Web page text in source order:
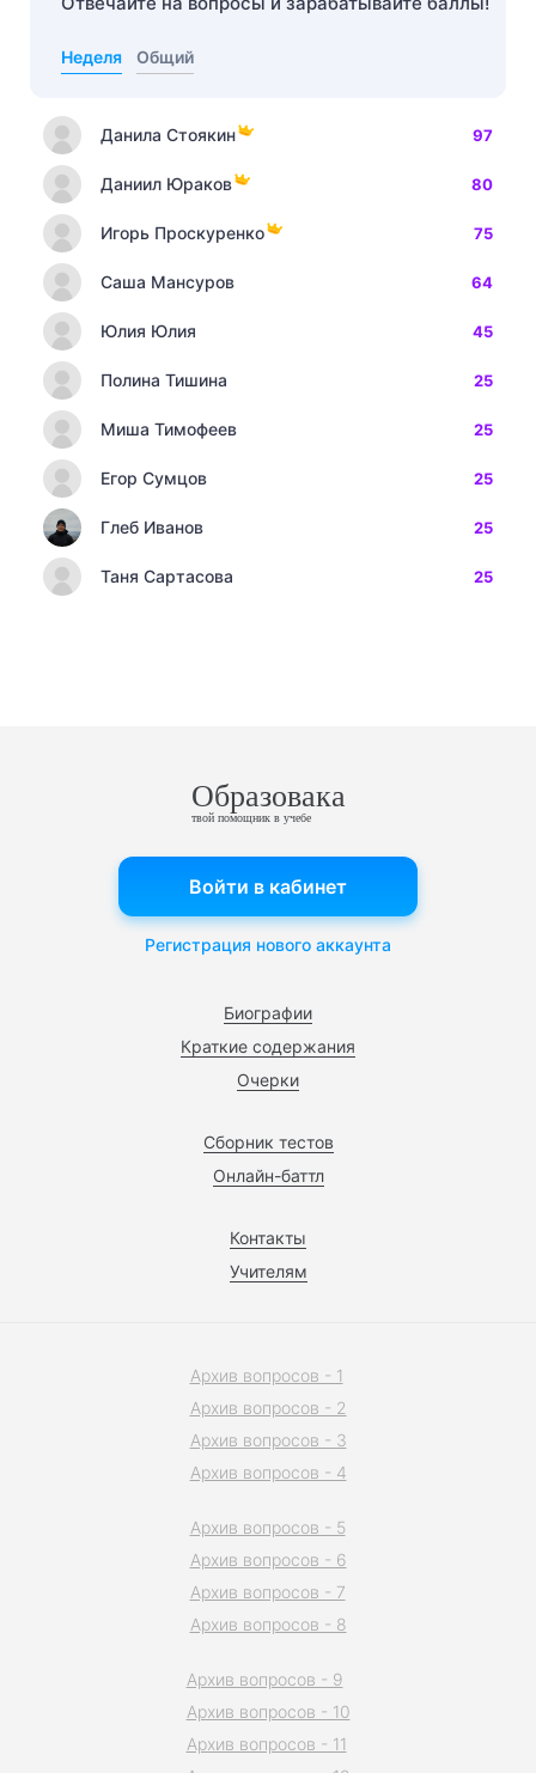
Неделя Общий
Данила Стоякин 97
Даниил Юраков 80
Игорь Проскуренко 75
Саша Мансуров 64
Юлия Юлия 45
Полина Тишина 25
Миша Тимофеев 25
Егор Сумцов 25
Глеб Иванов 25
Таня Сартасова 25
Образовака
твой помощник в учебе
Биографии
Краткие содержания
Очерки
Сборник тестов
Онлайн-баттл
Контакты
Учителям
Войти в кабинет
Регистрация нового аккаунта
Архив вопросов - 1
Архив вопросов - 2
Архив вопросов - 3
Архив вопросов - 4
Архив вопросов - 5
Архив вопросов - 6
Архив вопросов - 7
Архив вопросов - 8
Архив вопросов - 9
Архив вопросов - 10
Архив вопросов - 11